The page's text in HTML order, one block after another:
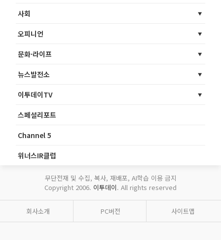
사회
오피니언
문화·라이프
뉴스발전소
이투데이TV
스페셜리포트
Channel 5
위너스IR클럽
무단전재 및 수집, 복사, 재배포, AI학습 이용 금지
Copyright 2006. 이투데이. All rights reserved
회사소개 PC버전 사이트맵